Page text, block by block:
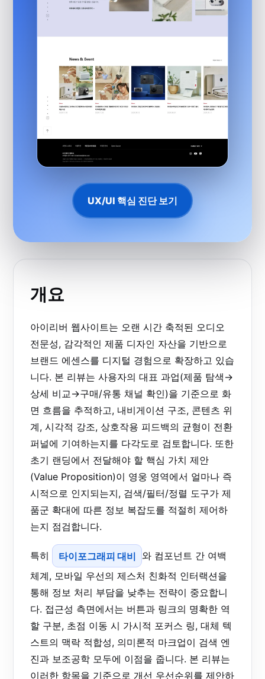
UX/UI 핵심 진단 보기
개요
아이리버 웹사이트는 오랜 시간 축적된 오디오
전문성, 감각적인 제품 디자인 자산을 기반으로
브랜드 에센스를 디지털 경험으로 확장하고 있습
니다. 본 리뷰는 사용자의 대표 과업(제품 탐색→
상세 비교→구매/유통 채널 확인)을 기준으로 화
면 흐름을 추적하고, 내비게이션 구조, 콘텐츠 위
계, 시각적 강조, 상호작용 피드백의 균형이 전환
퍼널에 기여하는지를 다각도로 검토합니다. 또한
초기 랜딩에서 전달해야 할 핵심 가치 제안
(Value Proposition)이 영웅 영역에서 얼마나 즉
시적으로 인지되는지, 검색/필터/정렬 도구가 제
품군 확대에 따른 정보 복잡도를 적절히 제어하
는지 점검합니다.
특히 타이포그래피 대비 와 컴포넌트 간 여백
체계, 모바일 우선의 제스처 친화적 인터랙션을
통해 정보 처리 부담을 낮추는 전략이 중요합니
다. 접근성 측면에서는 버튼과 링크의 명확한 역
할 구분, 초점 이동 시 가시적 포커스 링, 대체 텍
스트의 맥락 적합성, 의미론적 마크업이 검색 엔
진과 보조공학 모두에 이점을 줍니다. 본 리뷰는
이러한 항목을 기준으로 개선 우선순위를 제안하